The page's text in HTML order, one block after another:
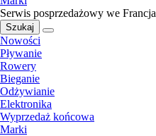
Serwis posprzedażowy we Francja
Szukaj
Nowości
Pływanie
Rowery
Bieganie
Odżywianie
Elektronika
Wyprzedaż końcowa
Marki